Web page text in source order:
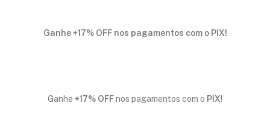
Ganhe+17% OFFnos pagamentos com o PIX!
Ganhe +17% OFFnos pagamentos com o PIX!